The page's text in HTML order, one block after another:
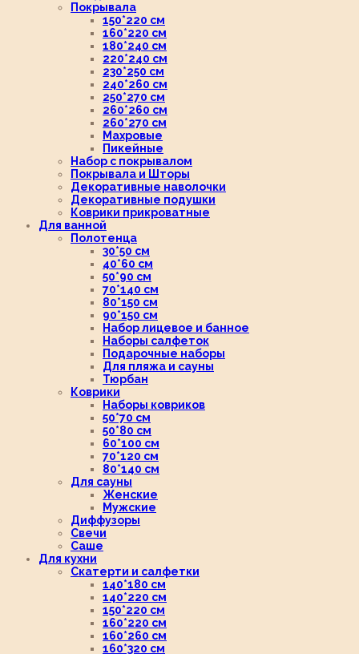
Покрывала
150*220 см
160*220 см
180*240 см
220*240 см
230*250 см
240*260 см
250*270 см
260*260 см
260*270 см
Махровые
Пикейные
Набор с покрывалом
Покрывала и Шторы
Декоративные наволочки
Декоративные подушки
Коврики прикроватные
Для ванной
Полотенца
30*50 см
40*60 см
50*90 см
70*140 см
80*150 см
90*150 см
Набор лицевое и банное
Наборы салфеток
Подарочные наборы
Для пляжа и сауны
Тюрбан
Коврики
Наборы ковриков
50*70 см
50*80 см
60*100 см
70*120 см
80*140 см
Для сауны
Женские
Мужские
Диффузоры
Свечи
Саше
Для кухни
Скатерти и салфетки
140*180 см
140*220 см
150*220 см
160*220 см
160*260 см
160*320 см